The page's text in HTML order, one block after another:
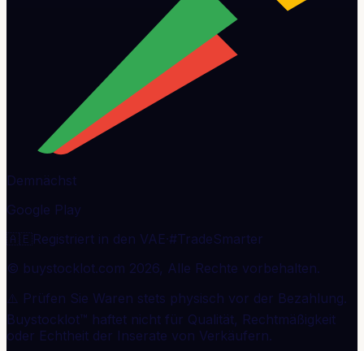
Demnächst
Google Play
🇦🇪Registriert in den VAE·#TradeSmarter
© buystocklot.com 2026, Alle Rechte vorbehalten.
⚠️ Prüfen Sie Waren stets physisch vor der Bezahlung.
Buystocklot™ haftet nicht für Qualität, Rechtmäßigkeit
oder Echtheit der Inserate von Verkäufern.